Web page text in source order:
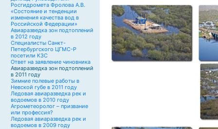
Росгидромета Фролова А.В.
«Состояние и тенденции
изменения качества вод в
Российской Федерации»
Авиаразведка зон подтоплений
в 2012 году
Специалисты Санкт-
Петербургского ЦГМС-Р
посетили КЗС
Ответ на заявление чиновника
Авиаразведка зон подтоплений
в 2011 году
Зимние полевые работы в
Невской губе в 2011 году
Ледовая авиаразведка рек и
водоемов в 2010 году
Агрометеоролог – призвание
или профессия?
Ледовая авиаразведка рек и
водоемов в 2009 году